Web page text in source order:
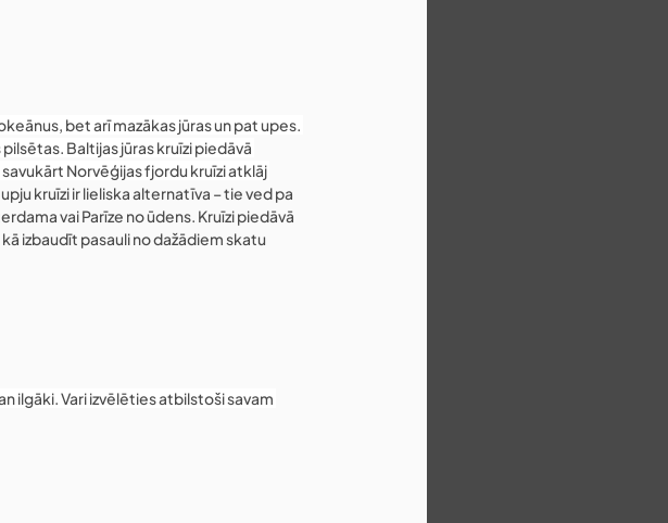
bet arī mazākas jūras un pat upes.
Baltijas jūras kruīzi piedāvā
Norvēģijas fjordu kruīzi atklāj
kruīzi ir lieliska alternatīva – tie ved pa
vai Parīze no ūdens. Kruīzi piedāvā
izbaudīt pasauli no dažādiem skatu
ilgāki. Vari izvēlēties atbilstoši savam